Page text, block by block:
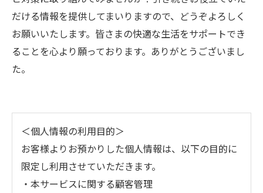
だける情報を提供してまいりますので、どうぞよろしく
お願いいたします。皆さまの快適な生活をサポートでき
ることを心より願っております。ありがとうございまし
た。
＜個人情報の利用目的＞
お客様よりお預かりした個人情報は、以下の目的に
限定し利用させていただきます。
・本サービスに関する顧客管理